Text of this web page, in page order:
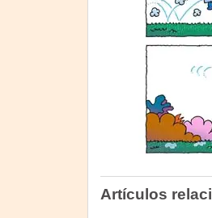
Artículos